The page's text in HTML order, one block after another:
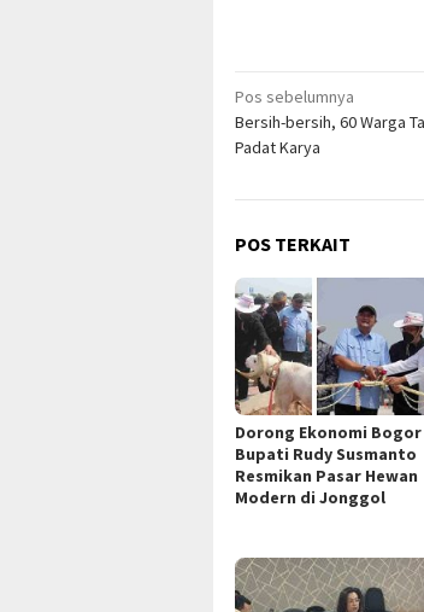
Navigasi
pos
Pos sebelumnya
Bersih-bersih, 60 Warga
Padat Karya
POS TERKAIT
Dorong Ekonomi
Bupati Rudy Susmanto
Resmikan Pasar Hewan
Modern di Jonggol